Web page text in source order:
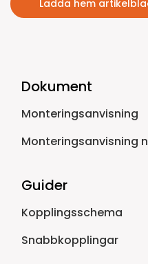
Ladda hem
Dokument
Monteringsanvisning
Monteringsanvisning
Guider
Kopplingsschema
Snabbkopplingar